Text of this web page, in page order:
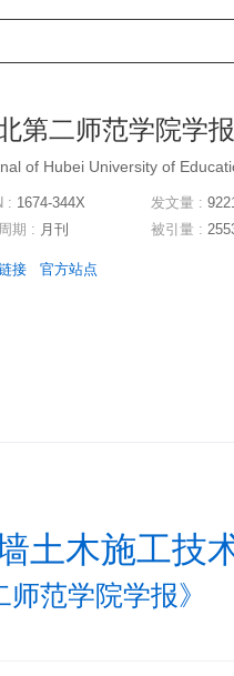
第二师范学院学报
of Hubei University of
: 1674-344X
期 : 月刊
发文量 :
被引量 :
接 官方站点
土木施工技
师范学院学报》